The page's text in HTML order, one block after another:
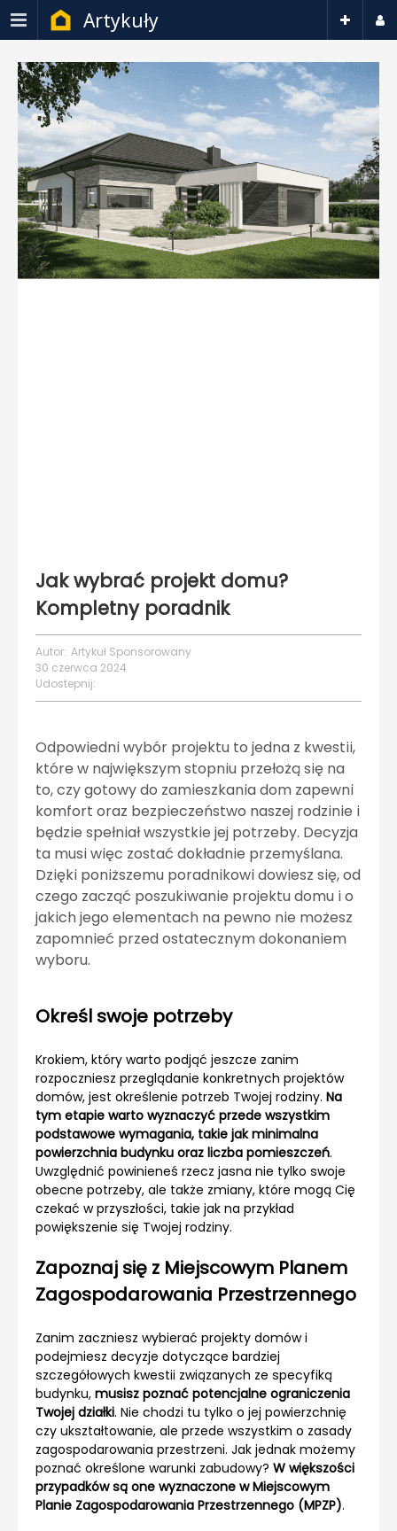
Artykuły
Jak wybrać projekt domu?
Kompletny poradnik
Autor: Artykuł Sponsorowany
30 czerwca 2024
Udostepnij:
Odpowiedni wybór projektu to jedna z kwestii,
które w największym stopniu przełożą się na
to, czy gotowy do zamieszkania dom zapewni
komfort oraz bezpieczeństwo naszej rodzinie i
będzie spełniał wszystkie jej potrzeby. Decyzja
ta musi więc zostać dokładnie przemyślana.
Dzięki poniższemu poradnikowi dowiesz się, od
czego zacząć poszukiwanie projektu domu i o
jakich jego elementach na pewno nie możesz
zapomnieć przed ostatecznym dokonaniem
wyboru.
Określ swoje potrzeby
Krokiem, który warto podjąć jeszcze zanim
rozpoczniesz przeglądanie konkretnych projektów
domów, jest określenie potrzeb Twojej rodziny. Na
tym etapie warto wyznaczyć przede wszystkim
podstawowe wymagania, takie jak minimalna
powierzchnia budynku oraz liczba pomieszczeń.
Uwzględnić powinieneś rzecz jasna nie tylko swoje
obecne potrzeby, ale także zmiany, które mogą Cię
czekać w przyszłości, takie jak na przykład
powiększenie się Twojej rodziny.
Zapoznaj się z Miejscowym Planem
Zagospodarowania Przestrzennego
Zanim zaczniesz wybierać projekty domów i
podejmiesz decyzje dotyczące bardziej
szczegółowych kwestii związanych ze specyfiką
budynku, musisz poznać potencjalne ograniczenia
Twojej działki. Nie chodzi tu tylko o jej powierzchnię
czy ukształtowanie, ale przede wszystkim o zasady
zagospodarowania przestrzeni. Jak jednak możemy
poznać określone warunki zabudowy? W większości
przypadków są one wyznaczone w Miejscowym
Planie Zagospodarowania Przestrzennego (MPZP).